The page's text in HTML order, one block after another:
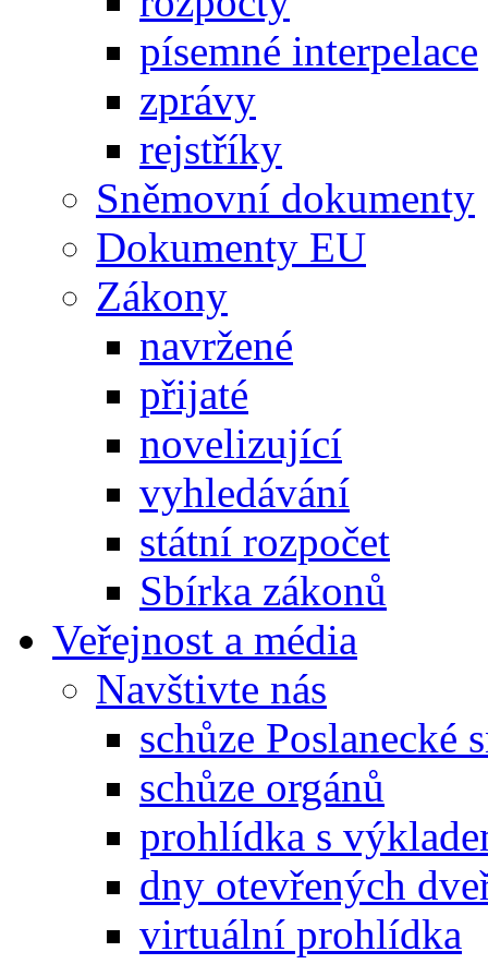
písemné interpelace
zprávy
rejstříky
Sněmovní dokumenty
Dokumenty EU
Zákony
navržené
přijaté
novelizující
vyhledávání
státní rozpočet
Sbírka zákonů
Veřejnost a média
Navštivte nás
schůze Poslanecké
schůze orgánů
prohlídka s
dny otevřených
virtuální prohlídka